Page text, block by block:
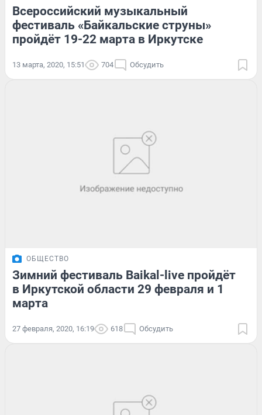
Всероссийский музыкальный
фестиваль «Байкальские струны»
пройдёт 19-22 марта в Иркутске
13 марта, 2020, 15:51 704 Обсудить
ОБЩЕСТВО
Зимний фестиваль Baikal-live пройдёт
в Иркутской области 29 февраля и 1
марта
27 февраля, 2020, 16:19 618 Обсудить